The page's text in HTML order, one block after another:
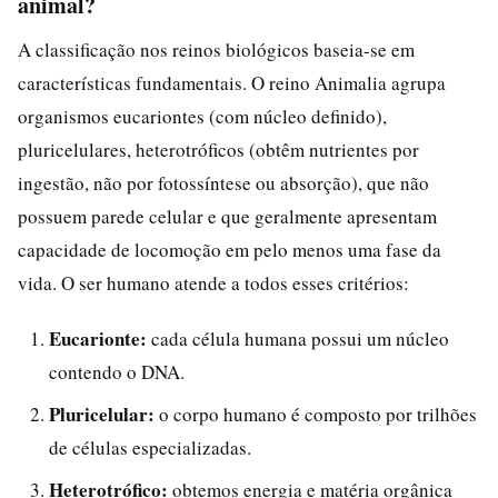
A classificação nos reinos biológicos baseia-se em
características fundamentais. O reino Animalia agrupa
organismos eucariontes (com núcleo definido),
pluricelulares, heterotróficos (obtêm nutrientes por
ingestão, não por fotossíntese ou absorção), que não
possuem parede celular e que geralmente apresentam
capacidade de locomoção em pelo menos uma fase da
vida. O ser humano atende a todos esses critérios:
Eucarionte: cada célula humana possui um núcleo
contendo o DNA.
Pluricelular: o corpo humano é composto por trilhões
de células especializadas.
Heterotrófico: obtemos energia e matéria orgânica